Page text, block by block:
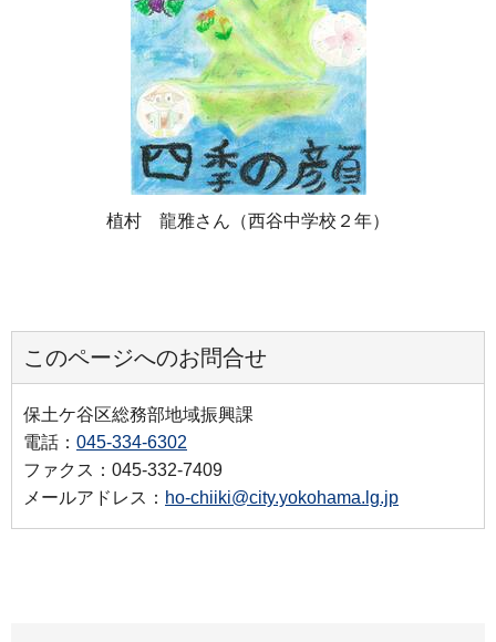
植村 龍雅さん（西谷中学校２年）
このページへのお問合せ
保土ケ谷区総務部地域振興課
電話： 045-334-6302
ファクス：045-332-7409
メールアドレス： ho-chiiki@city.yokohama.lg.jp